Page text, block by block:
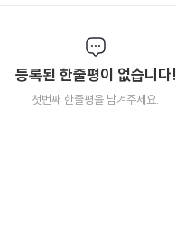
등록된 한줄평이 없습니다!
첫번째 한줄평을 남겨주세요.